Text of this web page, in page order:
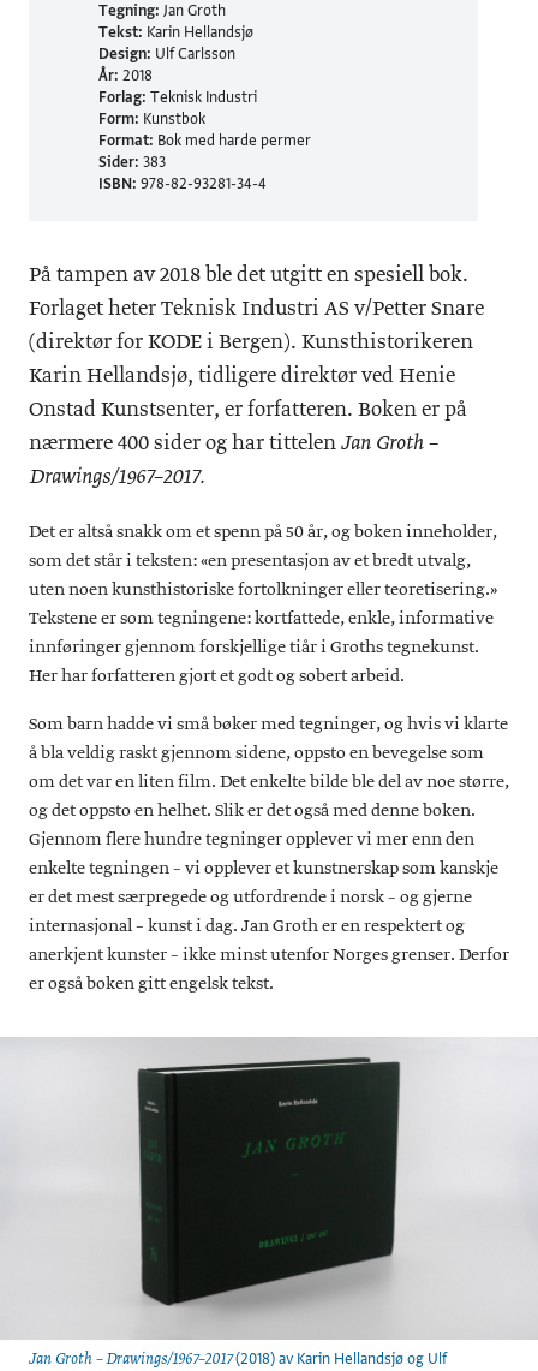
Tegning: Jan Groth
Tekst: Karin Hellandsjø
Design: Ulf Carlsson
År: 2018
Forlag: Teknisk Industri
Form: Kunstbok
Format: Bok med harde permer
Sider: 383
ISBN: 978-82-93281-34-4
På tampen av 2018 ble det utgitt en spesiell bok.
Forlaget heter Teknisk Industri AS v/Petter Snare
(direktør for KODE i Bergen). Kunsthistorikeren
Karin Hellandsjø, tidligere direktør ved Henie
Onstad Kunstsenter, er forfatteren. Boken er på
nærmere 400 sider og har tittelen Jan Groth –
Drawings/1967–2017.
Det er altså snakk om et spenn på 50 år, og boken inneholder,
som det står i teksten: «en presentasjon av et bredt utvalg,
uten noen kunsthistoriske fortolkninger eller teoretisering.»
Tekstene er som tegningene: kortfattede, enkle, informative
innføringer gjennom forskjellige tiår i Groths tegnekunst.
Her har forfatteren gjort et godt og sobert arbeid.
Som barn hadde vi små bøker med tegninger, og hvis vi klarte
å bla veldig raskt gjennom sidene, oppsto en bevegelse som
om det var en liten film. Det enkelte bilde ble del av noe større,
og det oppsto en helhet. Slik er det også med denne boken.
Gjennom flere hundre tegninger opplever vi mer enn den
enkelte tegningen – vi opplever et kunstnerskap som kanskje
er det mest særpregede og utfordrende i norsk – og gjerne
internasjonal – kunst i dag. Jan Groth er en respektert og
anerkjent kunster – ikke minst utenfor Norges grenser. Derfor
er også boken gitt engelsk tekst.
Jan Groth – Drawings/1967–2017(2018) av Karin Hellandsjø og Ulf